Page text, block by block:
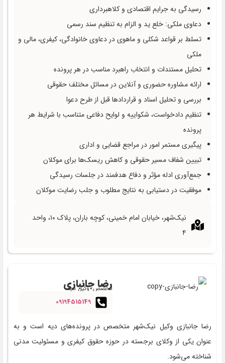
رسیدگی به جرایم اقتصادی و کلاهبرداری
دعاوی ملکی: خلع ید و الزام به تنظیم سند رسمی
تسلط بر قواعد شکلی و ماهوی در دعاوی خانوادگی، کیفری، مالی و
ملکی
تحلیل مستندات و انتخاب راهبرد مناسب در هر پرونده
ارائه مشاوره حضوری و آنلاین در مسائل مختلف حقوقی
بررسی و تحلیل اسناد و قراردادها قبل از طرح دعوا
تنظیم دادخواست، شکواییه و لوایح دفاعی متناسب با شرایط هر
پرونده
پیگیری مستمر امور در مراجع قضایی و اداری
تبیین شفاف مسیر حقوقی و کاهش ریسک‌ها برای موکلان
جمع‌آوری ادله مؤثر و دفاع هدفمند در جلسات رسیدگی
موفقیت در دستیابی به نتایج مطلوب و جلب رضایت موکلان
نیک‌شهر، خیابان امام خمینی، کوچه باران، پلاک ۱۰، واحد
۴
رضا جانبازی
تخصص: وکیل دیه
09194515149
رضا جانبازی وکیل نیک‌شهر متخصص در پرونده‌های دیه است و به
عنوان یکی از وکلای برجسته در حوزه حقوق کیفری و مسئولیت مدنی
شناخته می‌شود.